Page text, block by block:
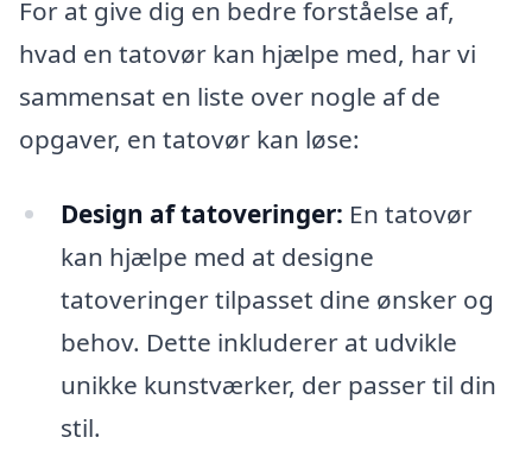
For at give dig en bedre forståelse af,
hvad en tatovør kan hjælpe med, har vi
sammensat en liste over nogle af de
opgaver, en tatovør kan løse:
Design af tatoveringer: En tatovør
kan hjælpe med at designe
tatoveringer tilpasset dine ønsker og
behov. Dette inkluderer at udvikle
unikke kunstværker, der passer til din
stil.